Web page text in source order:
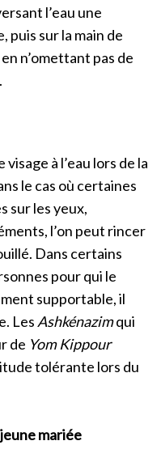
l’eau une
puis sur la main de
n’omettant pas de
visage à l’eau lors de la
le cas où certaines
sur les yeux,
l’on peut rincer
Dans certains
pour qui le
supportable, il
Les Ashkénazimqui
de Yom Kippour
tolérante lors du
mariée